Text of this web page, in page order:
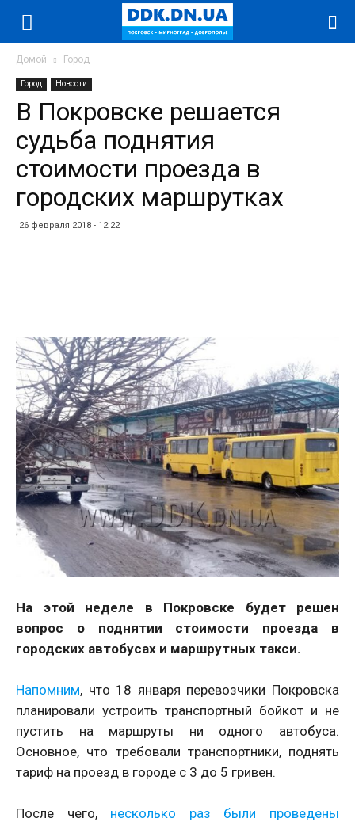
Домой Город
Город Новости
В Покровске решается
судьба поднятия
стоимости проезда в
городских маршрутках
26 февраля 2018 - 12:22
На этой неделе в Покровске будет решен
вопрос о поднятии стоимости проезда в
городских автобусах и маршрутных такси.
Напомним, что 18 января перевозчики Покровска
планировали устроить транспортный бойкот и не
пустить на маршруты ни одного автобуса.
Основное, что требовали транспортники, поднять
тариф на проезд в городе с 3 до 5 гривен.
После чего, несколько раз были проведены